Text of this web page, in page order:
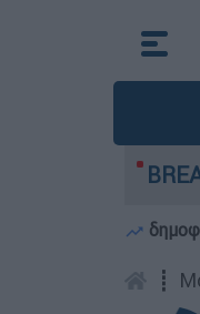
στο Πόρτο
┋